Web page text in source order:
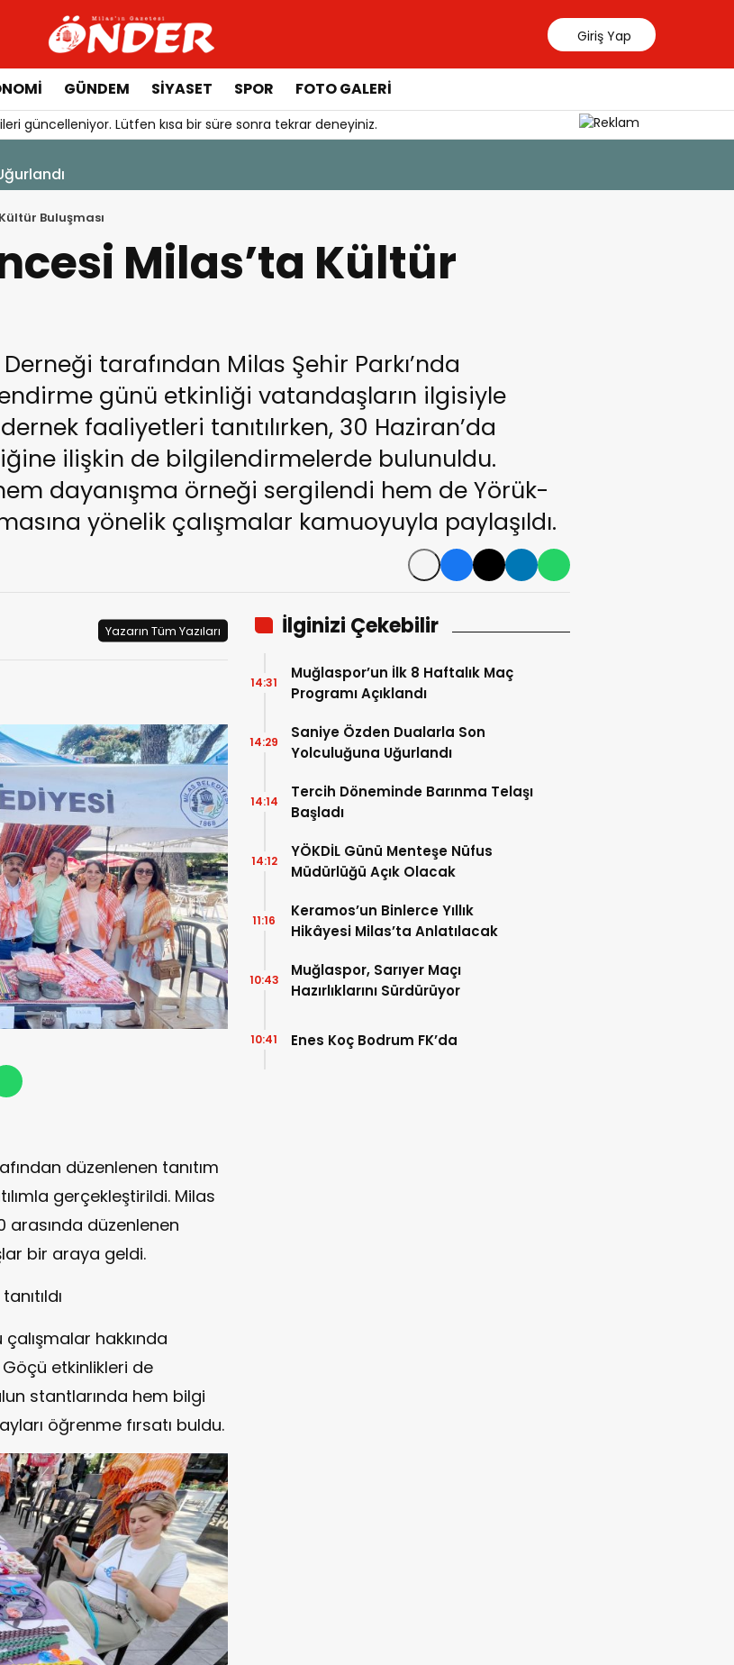
Giriş Yap
GÜNDEM SİYASET SPOR FOTO GALERİ
güncelleniyor. Lütfen kısa bir süre sonra tekrar deneyiniz.
Buluşması
Milas’ta Kültür
tarafından Milas Şehir Parkı’nda
günü etkinliği vatandaşların ilgisiyle
faaliyetleri tanıtılırken, 30 Haziran’da
ilişkin de bilgilendirmelerde bulunuldu.
dayanışma örneği sergilendi hem de Yörük-
yönelik çalışmalar kamuoyuyla paylaşıldı.
Yazarın Tüm Yazıları
düzenlenen tanıtım
gerçekleştirildi. Milas
arasında düzenlenen
bir araya geldi.
hakkında
etkinlikleri de
stantlarında hem bilgi
öğrenme fırsatı buldu.
İlginizi Çekebilir
Muğlaspor’un İlk 8 Haftalık Maç
Programı Açıklandı
14:31
Saniye Özden Dualarla Son
Yolculuğuna Uğurlandı
14:29
Tercih Döneminde Barınma Telaşı
Başladı
14:14
YÖKDİL Günü Menteşe Nüfus
Müdürlüğü Açık Olacak
14:12
Keramos’un Binlerce Yıllık
Hikâyesi Milas’ta Anlatılacak
11:16
Muğlaspor, Sarıyer Maçı
Hazırlıklarını Sürdürüyor
10:43
Enes Koç Bodrum FK’da
10:41